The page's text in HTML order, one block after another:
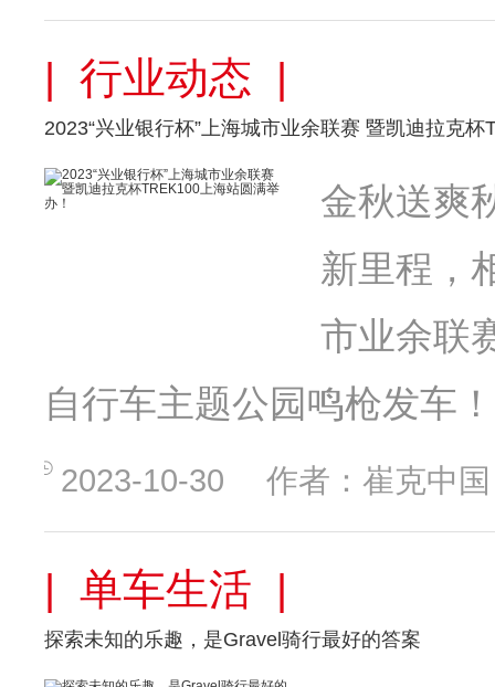
| 行业动态 |
2023“兴业银行杯”上海城市业余联赛 暨凯迪拉克
金秋送爽
新里程，
市业余联
自行车主题公园鸣枪发车！
2023-10-30 作者：崔克中国
| 单车生活 |
探索未知的乐趣，是Gravel骑行最好的答案